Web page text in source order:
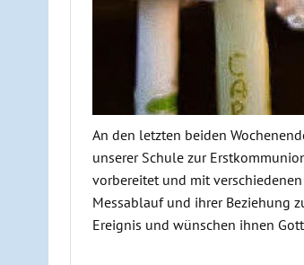
An den letzten beiden
unserer Schule zur
vorbereitet und mit
Messablauf und ihrer Beziehung
Ereignis und wünschen ihnen